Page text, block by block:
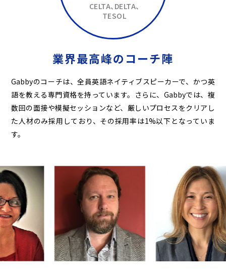
業界最高峰のコーチ陣
Gabbyのコーチは、全員英語ネイティブスピーカーで、かつ英
語を教える専門資格を持っています。 さらに、Gabbyでは、複
数回の面接や模擬セッションなど、厳しいプロセスをクリアし
た人材のみ採用しており、その採用率は1%以下となっていま
す。
CELTA、DELTA、
TESOL